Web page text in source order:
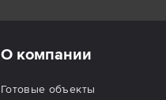
О компании
Готовые объекты